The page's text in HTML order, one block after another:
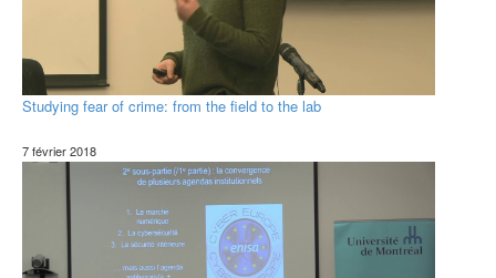
Studying fear of crime: from the field to the lab
7 février 2018